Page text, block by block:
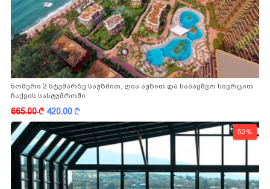
ნომერი 2 სტუმარზე საუზმით, ღია აუზით და საბავშვო სივრცით
ჩაქვის სასტუმროში
665.00k 420.00k
52%